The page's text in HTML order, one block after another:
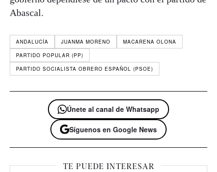
Abascal.
ANDALUCÍA JUANMA MORENO
MACARENA OLONA
PARTIDO POPULAR (PP)
PARTIDO SOCIALISTA OBRERO ESPAÑOL (PSOE)
Únete al canal de Whatsapp
Síguenos en Google News
TE PUEDE INTERESAR